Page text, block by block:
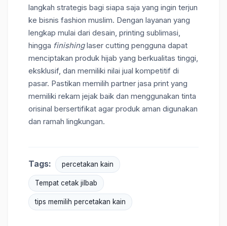
langkah strategis bagi siapa saja yang ingin terjun
ke bisnis fashion muslim. Dengan layanan yang
lengkap mulai dari desain, printing sublimasi,
hingga finishinglaser cutting pengguna dapat
menciptakan produk hijab yang berkualitas tinggi,
eksklusif, dan memiliki nilai jual kompetitif di
pasar. Pastikan memilih partner jasa print yang
memiliki rekam jejak baik dan menggunakan tinta
orisinal bersertifikat agar produk aman digunakan
dan ramah lingkungan.
Tags: percetakan kain
Tempat cetak jilbab
tips memilih percetakan kain